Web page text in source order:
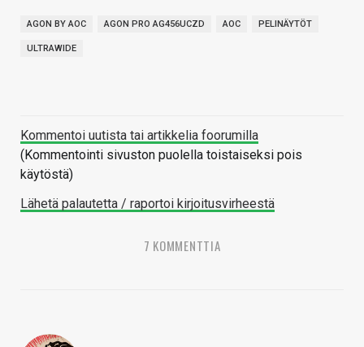
AGON BY AOC AGON PRO AG456UCZD AOC PELINÄYTÖT
ULTRAWIDE
Kommentoi uutista tai artikkelia foorumilla
(Kommentointi sivuston puolella toistaiseksi pois
käytöstä)
Lähetä palautetta / raportoi kirjoitusvirheestä
7 KOMMENTTIA